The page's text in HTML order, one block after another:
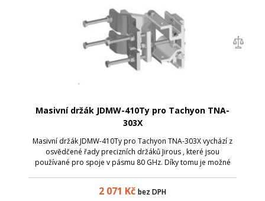
Masivní držák JDMW-410Ty pro Tachyon TNA-
303X
Masivní držák JDMW-410Ty pro Tachyon TNA-303X vychází z
osvědčené řady precizních držáků Jirous , které jsou
používané pro spoje v pásmu 80 GHz. Díky tomu je možné
2 071 Kč bez DPH